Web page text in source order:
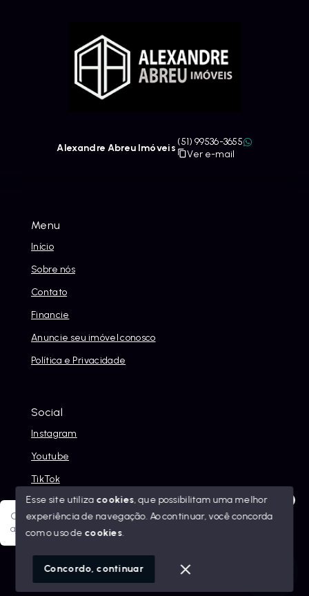
Olá! Sua jornada ao novo imóvel começa aqui. Como posso
ajudar?
Menu
Início
Sobre nós
Contato
Financie
Anuncie seu imóvel conosco
Política e Privacidade
Social
Instagram
Youtube
TikTok
© Copyright 2026 - Alexandre Abreu Imóveis - Todos os
SITE PARA IMOBILIARIA
Alexandre Abreu Imóveis
(51) 99536-3655
Ver e-mail
Esse site utiliza cookies, que possibilitam uma melhor
experiência de navegação.Ao continuar, você concorda
com o uso de cookies.
Concordo, continuar